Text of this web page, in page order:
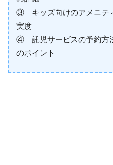
③：キッズ向けのアメニテ
実度
④：託児サービスの予約方
のポイント